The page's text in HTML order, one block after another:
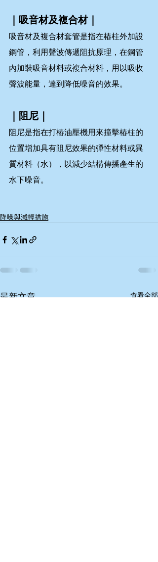
｜吸音材及複合材｜
吸音材及複合材套管是指在樁柱外加設
鋼管，利用聲波傳遞阻抗原理，在鋼管
內加裝吸音材料或複合材料，用以吸收
聲波能量，達到降低噪音的效果。
｜阻尼｜
阻尼是指在打樁油壓機用來撞擊樁柱的
位置增加具有阻尼效果的彈性材料或異
質材料（水），以減少結構傳播產生的
水下噪音。
降噪與減輕措施
最新文章 查看全部